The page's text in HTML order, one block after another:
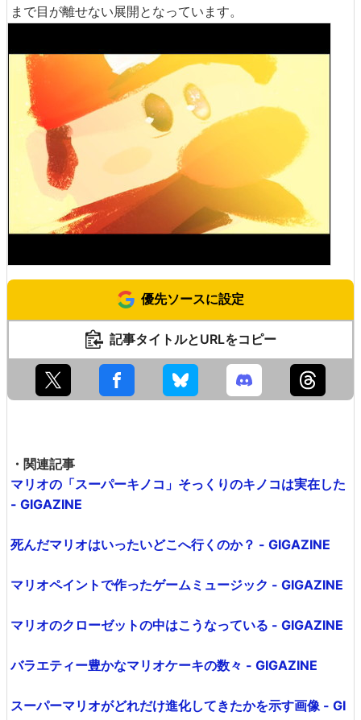
まで目が離せない展開となっています。
優先ソースに設定
記事タイトルとURLをコピー
・関連記事
マリオの「スーパーキノコ」そっくりのキノコは実在した
- GIGAZINE
死んだマリオはいったいどこへ行くのか？ - GIGAZINE
マリオペイントで作ったゲームミュージック - GIGAZINE
マリオのクローゼットの中はこうなっている - GIGAZINE
バラエティー豊かなマリオケーキの数々 - GIGAZINE
スーパーマリオがどれだけ進化してきたかを示す画像 - GI